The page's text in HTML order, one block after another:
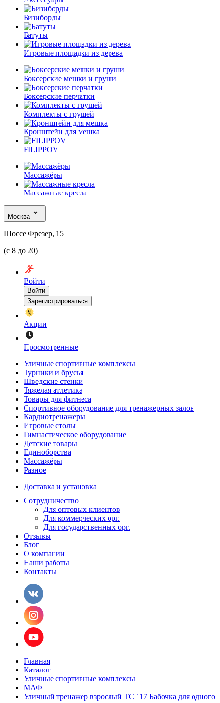
Бизиборды
Батуты
Игровые площадки из дерева
Боксерские мешки и груши
Боксерские перчатки
Комплекты с грушей
Кронштейн для мешка
FILIPPOV
Массажёры
Массажные кресла
Москва
Шоссе Фрезер, 15
(с 8 до 20)
Войти
Войти
Зарегистрироваться
Акции
Просмотренные
Уличные спортивные комплексы
Турники и брусья
Шведские стенки
Тяжелая атлетика
Товары для фитнеса
Спортивное оборудование для тренажерных залов
Кардиотренажеры
Игровые столы
Гимнастическое оборудование
Детские товары
Единоборства
Массажёры
Разное
Доставка и установка
Сотрудничество
Для оптовых клиентов
Для коммерческих орг.
Для государственных орг.
Отзывы
Блог
О компании
Наши работы
Контакты
Главная
Каталог
Уличные спортивные комплексы
МАФ
Уличный тренажер взрослый ТС 117 Бабочка для одного